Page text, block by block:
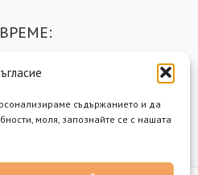
съдържанието и да
моля, запознайте се с нашата
9:00 - 14:00 ч.
почивен ден